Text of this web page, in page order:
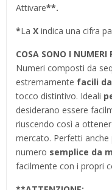
Attivare**.
*La X indica una cifra
COSA SONO I NUMERI
Numeri composti da
estremamente facili
tocco distintivo. Ideali
desiderano essere
riuscendo così a
mercato. Perfetti anche
numero semplice da
facilmente con i propri